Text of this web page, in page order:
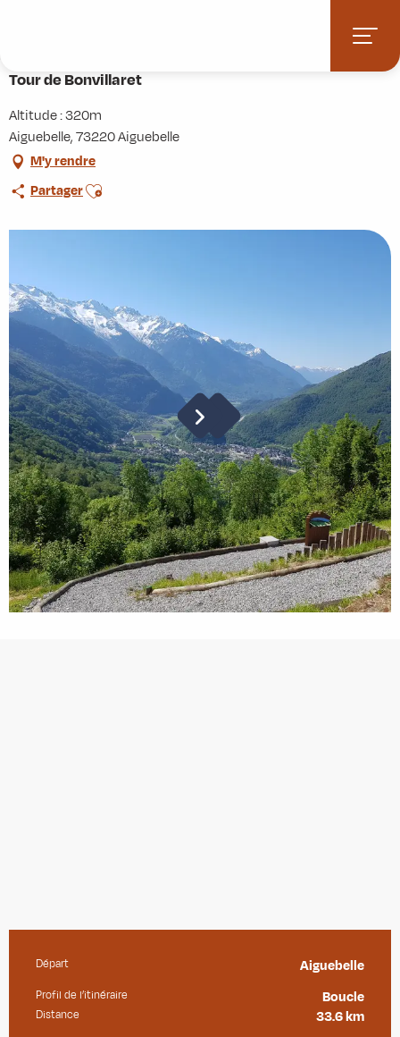
principal
Tour de Bonvillaret
Altitude : 320m
Aiguebelle, 73220 Aiguebelle
M'y rendre
PartagerAjouter aux favoris
Informations pratiques
Départ Aiguebelle
Profil de l’itinéraire Boucle
Distance 33.6 km